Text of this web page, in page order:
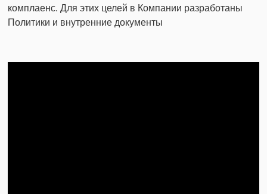
комплаенс. Для этих целей в Компании разработаны
Политики и внутренние документы